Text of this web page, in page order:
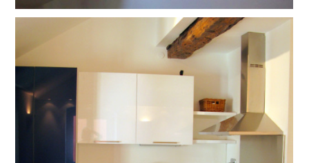
CHI SIAMO
CONTATTO